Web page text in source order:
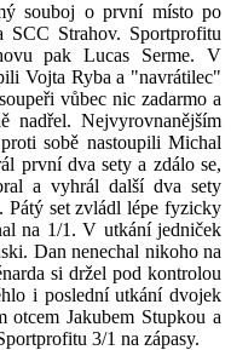
souboj o první místo po
Strahov. Sportprofitu
pak Lucas Serme. V
Vojta Ryba a "navrátilec"
vůbec nic zadarmo a
nadřel. Nejvyrovnanějším
sobě nastoupili Michal
první dva sety a zdálo se,
a vyhrál další dva sety
Pátý set zvládl lépe fyzicky
na 1/1. V utkání jedniček
Dan nenechal nikoho na
si držel pod kontrolou
i poslední utkání dvojek
otcem Jakubem Stupkou a
3/1 na zápasy.